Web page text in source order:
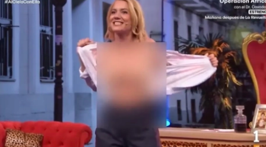
INVESTIGACIÓN
INTERNACIONAL
MUNICIPIOS